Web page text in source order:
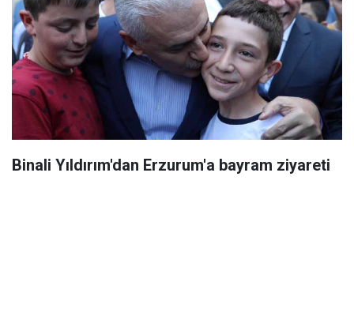
Binali Yıldırım'dan Erzurum'a bayram ziyareti